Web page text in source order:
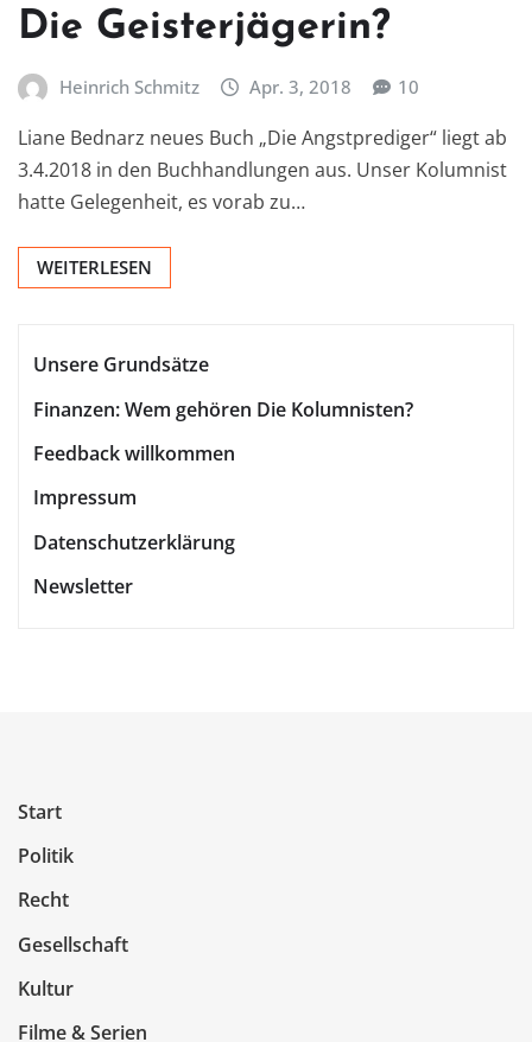
Die Geisterjägerin?
Heinrich Schmitz Apr. 3, 2018 10
Liane Bednarz neues Buch „Die Angstprediger“ liegt ab
3.4.2018 in den Buchhandlungen aus. Unser Kolumnist
hatte Gelegenheit, es vorab zu…
WEITERLESEN
Unsere Grundsätze
Finanzen: Wem gehören Die Kolumnisten?
Feedback willkommen
Impressum
Datenschutzerklärung
Newsletter
Start
Politik
Recht
Gesellschaft
Kultur
Filme & Serien